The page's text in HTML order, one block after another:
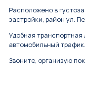
Расположено в
застройки, район ул.
Удобная
автомобильный трафик.
Звоните, организую